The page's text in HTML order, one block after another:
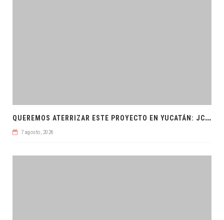
Q
UEREMOS ATERRIZAR ESTE PROYECTO EN YUCATÁN: JCRM
7 agosto, 2026